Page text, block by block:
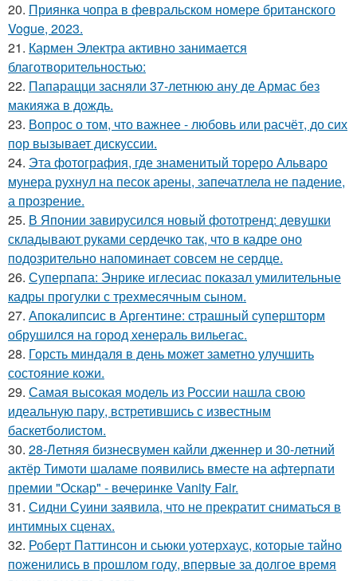
20. Приянка чопра в февральском номере британского
Vogue, 2023.
21. Кармен Электра активно занимается
благотворительностью:
22. Папарацци засняли 37-летнюю ану де Армас без
макияжа в дождь.
23. Вопрос о том, что важнее - любовь или расчёт, до сих
пор вызывает дискуссии.
24. Эта фотография, где знаменитый тореро Альваро
мунера рухнул на песок арены, запечатлела не падение,
а прозрение.
25. В Японии завирусился новый фототренд: девушки
складывают руками сердечко так, что в кадре оно
подозрительно напоминает совсем не сердце.
26. Суперпапа: Энрике иглесиас показал умилительные
кадры прогулки с трехмесячным сыном.
27. Апокалипсис в Аргентине: страшный супершторм
обрушился на город хенераль вильегас.
28. Горсть миндаля в день может заметно улучшить
состояние кожи.
29. Самая высокая модель из России нашла свою
идеальную пару, встретившись с известным
баскетболистом.
30. 28-Летняя бизнесвумен кайли дженнер и 30-летний
актёр Тимоти шаламе появились вместе на афтерпати
премии "Оскар" - вечеринке Vanity Fair.
31. Сидни Суини заявила, что не прекратит сниматься в
интимных сценах.
32. Роберт Паттинсон и сьюки уотерхаус, которые тайно
поженились в прошлом году, впервые за долгое время